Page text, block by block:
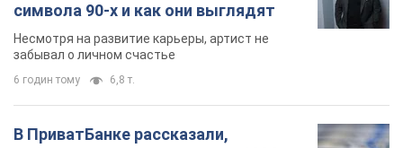
символа 90-х и как они выглядят
Несмотря на развитие карьеры, артист не
забывал о личном счастье
6 годин тому 6,8 т.
В ПриватБанке рассказали,